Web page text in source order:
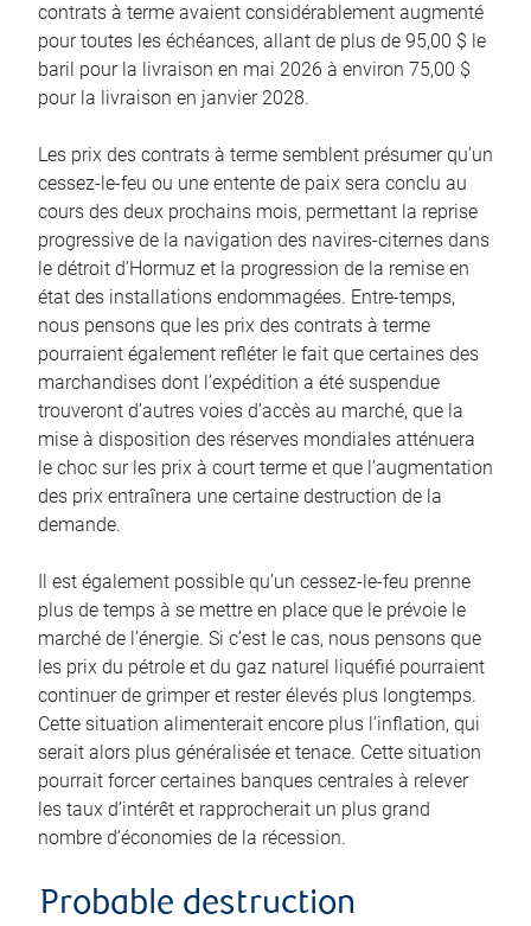
contrats à terme avaient considérablement augmenté
pour toutes les échéances, allant de plus de 95,00 $ le
baril pour la livraison en mai 2026 à environ 75,00 $
pour la livraison en janvier 2028.
Les prix des contrats à terme semblent présumer qu’un
cessez-le-feu ou une entente de paix sera conclu au
cours des deux prochains mois, permettant la reprise
progressive de la navigation des navires-citernes dans
le détroit d’Hormuz et la progression de la remise en
état des installations endommagées. Entre-temps,
nous pensons que les prix des contrats à terme
pourraient également refléter le fait que certaines des
marchandises dont l’expédition a été suspendue
trouveront d’autres voies d’accès au marché, que la
mise à disposition des réserves mondiales atténuera
le choc sur les prix à court terme et que l’augmentation
des prix entraînera une certaine destruction de la
demande.
Il est également possible qu’un cessez-le-feu prenne
plus de temps à se mettre en place que le prévoie le
marché de l’énergie. Si c’est le cas, nous pensons que
les prix du pétrole et du gaz naturel liquéfié pourraient
continuer de grimper et rester élevés plus longtemps.
Cette situation alimenterait encore plus l’inflation, qui
serait alors plus généralisée et tenace. Cette situation
pourrait forcer certaines banques centrales à relever
les taux d’intérêt et rapprocherait un plus grand
nombre d’économies de la récession.
Probable destruction